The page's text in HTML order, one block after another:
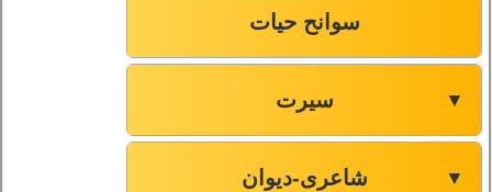
سوانح حیات
سیرت ▼
شاعری-دیوان ▼